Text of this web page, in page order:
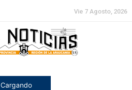
Vie 7 Agosto, 2026
Cargando